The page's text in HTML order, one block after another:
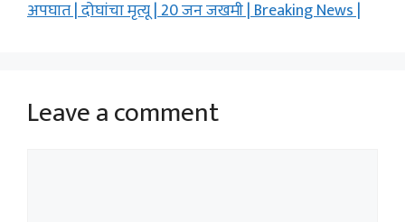
अपघात | दोघांचा मृत्यू | 20 जन जखमी | Breaking News |
Leave a comment